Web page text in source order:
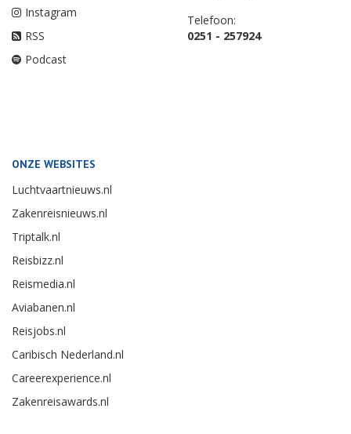
Instagram
RSS
Podcast
Telefoon:
0251 - 257924
ONZE WEBSITES
Luchtvaartnieuws.nl
Zakenreisnieuws.nl
Triptalk.nl
Reisbizz.nl
Reismedia.nl
Aviabanen.nl
Reisjobs.nl
Caribisch Nederland.nl
Careerexperience.nl
Zakenreisawards.nl